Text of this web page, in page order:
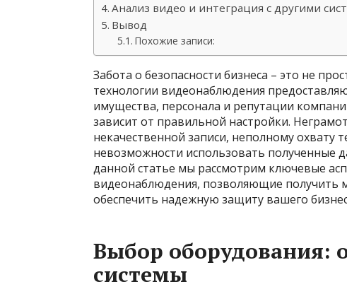
Анализ видео и интеграция с другими
Вывод
Похожие записи:
Забота о безопасности бизнеса – это не
технологии видеонаблюдения
имущества, персонала и репутации
зависит от правильной настройки.
некачественной записи, неполному охвату
невозможности использовать полученные
данной статье мы рассмотрим ключевые
видеонаблюдения, позволяющие получить
обеспечить надежную защиту вашего
Выбор оборудования:
системы